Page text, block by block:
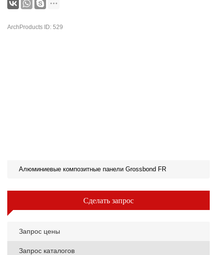
ArchProducts ID: 529
Алюминиевые композитные панели Grossbond FR
Сделать запрос
Запрос цены
Запрос каталогов